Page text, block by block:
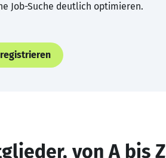
Job-Suche deutlich optimieren.
von A bis Z